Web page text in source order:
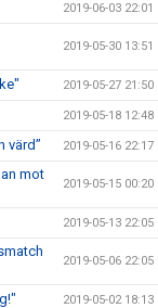
2019-06-03 22:01
2019-05-30 13:51
2019-05-27 21:50
2019-05-18 12:48
värd” 2019-05-16 22:17
mot
2019-05-15 00:20
2019-05-13 22:05
2019-05-06 22:05
2019-05-02 18:13